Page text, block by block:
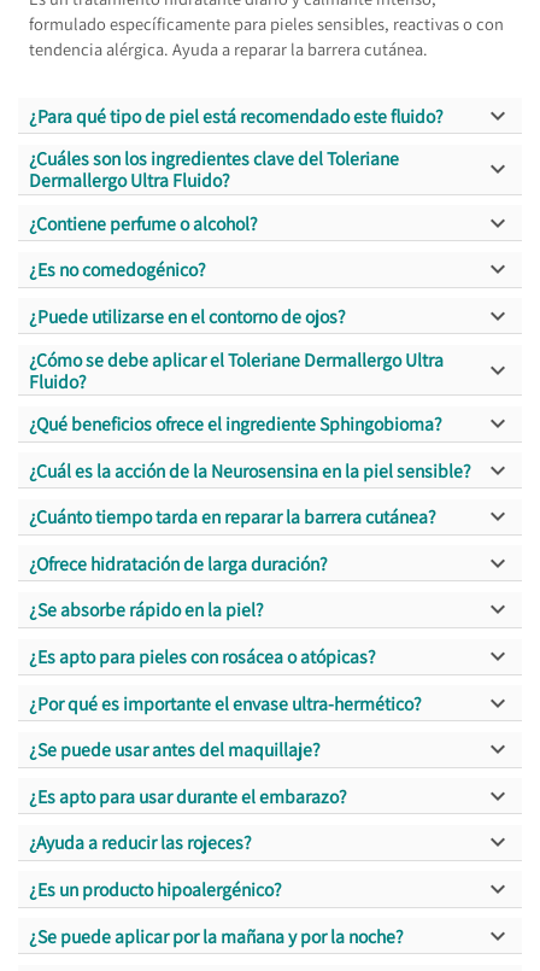
formulado específicamente para pieles sensibles, reactivas o con
tendencia alérgica. Ayuda a reparar la barrera cutánea.
¿Para qué tipo de piel está recomendado este fluido? 
¿Cuáles son los ingredientes clave del Toleriane
Dermallergo Ultra Fluido?

¿Contiene perfume o alcohol? 
¿Es no comedogénico? 
¿Puede utilizarse en el contorno de ojos? 
¿Cómo se debe aplicar el Toleriane Dermallergo Ultra
Fluido?

¿Qué beneficios ofrece el ingrediente Sphingobioma? 
¿Cuál es la acción de la Neurosensina en la piel sensible? 
¿Cuánto tiempo tarda en reparar la barrera cutánea? 
¿Ofrece hidratación de larga duración? 
¿Se absorbe rápido en la piel? 
¿Es apto para pieles con rosácea o atópicas? 
¿Por qué es importante el envase ultra-hermético? 
¿Se puede usar antes del maquillaje? 
¿Es apto para usar durante el embarazo? 
¿Ayuda a reducir las rojeces? 
¿Es un producto hipoalergénico? 
¿Se puede aplicar por la mañana y por la noche? 